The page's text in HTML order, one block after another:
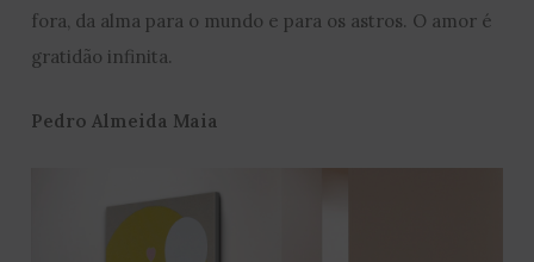
fora, da alma para o mundo e para os astros. O amor é
gratidão infinita.
Pedro Almeida Maia